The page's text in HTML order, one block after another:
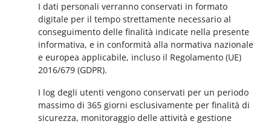
I dati personali verranno conservati in formato
digitale per il tempo strettamente necessario al
conseguimento delle finalità indicate nella presente
informativa, e in conformità alla normativa nazionale
e europea applicabile, incluso il Regolamento (UE)
2016/679 (GDPR).
I log degli utenti vengono conservati per un periodo
massimo di 365 giorni esclusivamente per finalità di
sicurezza, monitoraggio delle attività e gestione